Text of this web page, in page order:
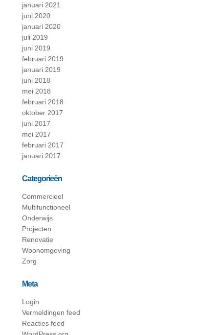
januari 2021
juni 2020
januari 2020
juli 2019
juni 2019
februari 2019
januari 2019
juni 2018
mei 2018
februari 2018
oktober 2017
juni 2017
mei 2017
februari 2017
januari 2017
Categorieën
Commercieel
Multifunctioneel
Onderwijs
Projecten
Renovatie
Woonomgeving
Zorg
Meta
Login
Vermeldingen feed
Reacties feed